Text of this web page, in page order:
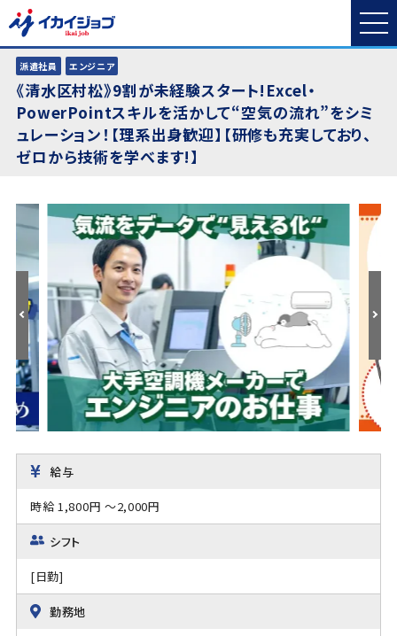
派遣社員 エンジニア
《清水区村松》9割が未経験スタート!Excel・
PowerPointスキルを活かして“空気の流れ”をシミ
ュレーション！【理系出身歓迎】【研修も充実しており、
ゼロから技術を学べます!】
給与
時給 1,800円 ～2,000円
シフト
[日勤]
勤務地